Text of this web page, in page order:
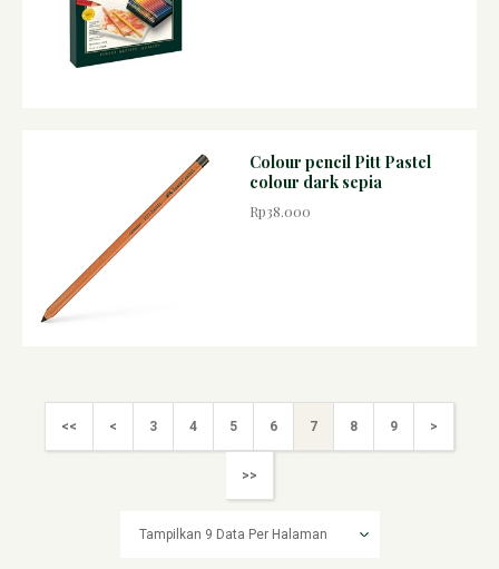
Colour pencil Pitt Pastel
colour dark sepia
Rp38.000
<< < 3 4 5 6 7 8 9 >
>>